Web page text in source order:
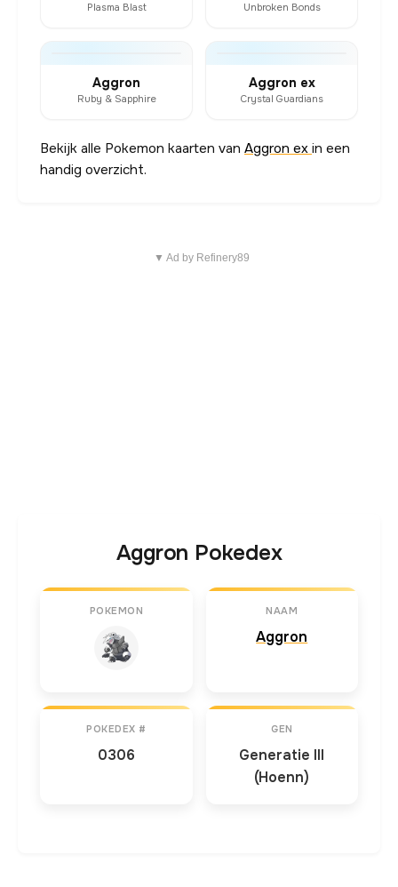
Plasma Blast Unbroken Bonds
Aggron
Ruby & Sapphire
Aggron ex
Crystal Guardians
Bekijk alle Pokemon kaarten van Aggron ex in een
handig overzicht.
▼ Ad by Refinery89
Aggron Pokedex
POKEMON NAAM
Aggron
POKEDEX #
0306
GEN
Generatie III
(Hoenn)